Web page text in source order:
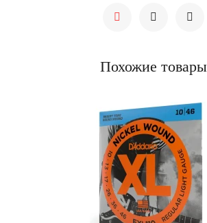
Похожие товары